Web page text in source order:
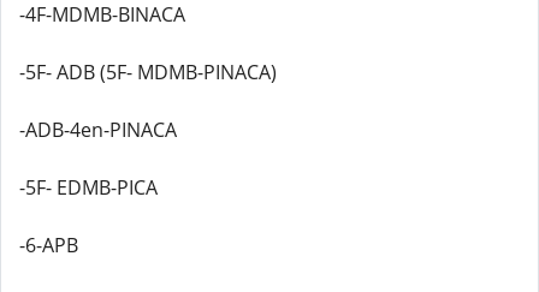
-4F-MDMB-BINACA
-5F- ADB (5F- MDMB-PINACA)
-ADB-4en-PINACA
-5F- EDMB-PICA
-6-APB